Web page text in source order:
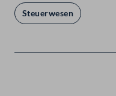
Steuerwesen